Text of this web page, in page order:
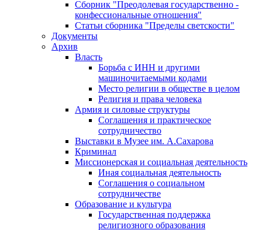
Сборник "Преодолевая государственно -
конфессиональные отношения"
Статьи сборника "Пределы светскости"
Документы
Архив
Власть
Борьба с ИНН и другими
машиночитаемыми кодами
Место религии в обществе в целом
Религия и права человека
Армия и силовые структуры
Соглашения и практическое
сотрудничество
Выставки в Музее им. А.Сахарова
Криминал
Миссионерская и социальная деятельность
Иная социальная деятельность
Соглашения о социальном
сотрудничестве
Образование и культура
Государственная поддержка
религиозного образования